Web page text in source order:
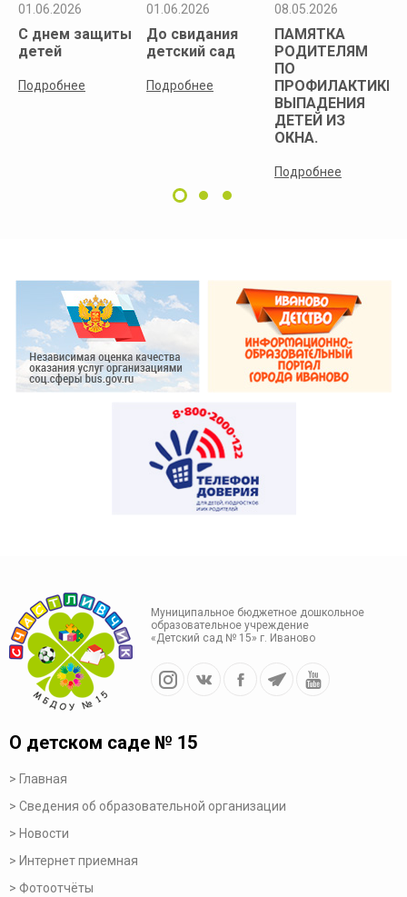
01.06.2026
С днем защиты
детей
Подробнее
01.06.2026
До свидания
детский сад
Подробнее
08.05.2026
ПАМЯТКА
РОДИТЕЛЯМ
ПО
ПРОФИЛАКТИКЕ
ВЫПАДЕНИЯ
ДЕТЕЙ ИЗ
ОКНА.
Подробнее
Муниципальное бюджетное дошкольное
образовательное учреждение
«Детский сад № 15» г. Иваново
О детском саде № 15
Главная
Сведения об образовательной организации
Новости
Интернет приемная
Фотоотчёты